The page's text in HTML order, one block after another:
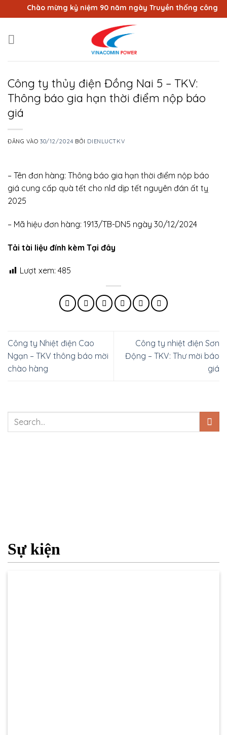
qua
dung
Chào mừng kỷ niệm 90 năm ngày Truyền thống công
Công ty thủy điện Đồng Nai 5 – TKV:
Thông báo gia hạn thời điểm nộp báo
giá
ĐĂNG VÀO30/12/2024 BỞI DIENLUCTKV
– Tên đơn hàng: Thông báo gia hạn thời điểm nộp báo
giá cung cấp quà tết cho nlđ dịp tết nguyên đán ất tỵ
2025
– Mã hiệu đơn hàng: 1913/TB-DN5 ngày 30/12/2024
Tải tài liệu đính kèm Tại đây
Lượt xem: 485
Công ty Nhiệt điện Cao
Ngạn – TKV thông báo mời
chào hàng
Công ty nhiệt điện Sơn
Động – TKV: Thư mời báo
giá
Sự kiện